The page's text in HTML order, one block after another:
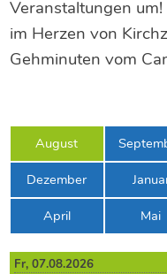
Veranstaltungen
im Herzen von
Gehminuten vom
August
Dezember
April Mai
Fr,07.08.2026